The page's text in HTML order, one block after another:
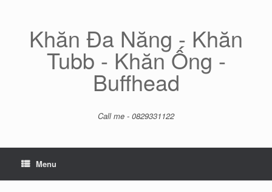
Khăn Đa Năng - Khăn
Tubb - Khăn Ống -
Buffhead
Call me - 0829331122
Menu